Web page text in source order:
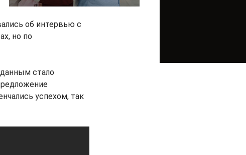
об интервью с
но по
стало
успехом, так